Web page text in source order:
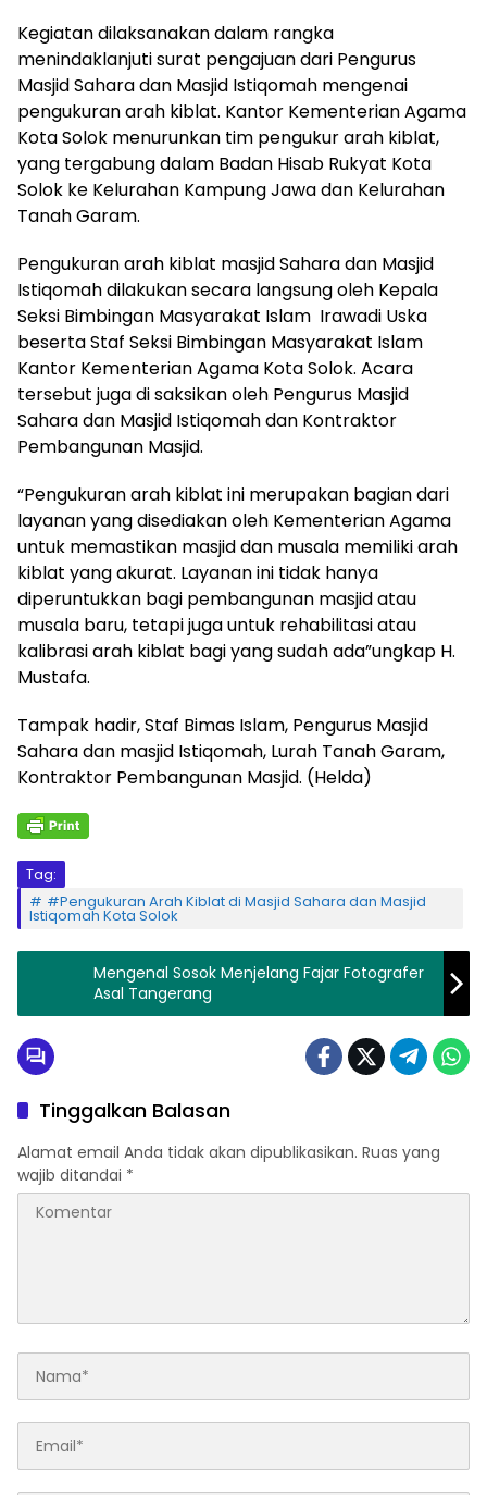
Kegiatan dilaksanakan dalam rangka
menindaklanjuti surat pengajuan dari Pengurus
Masjid Sahara dan Masjid Istiqomah mengenai
pengukuran arah kiblat. Kantor Kementerian Agama
Kota Solok menurunkan tim pengukur arah kiblat,
yang tergabung dalam Badan Hisab Rukyat Kota
Solok ke Kelurahan Kampung Jawa dan Kelurahan
Tanah Garam.
Pengukuran arah kiblat masjid Sahara dan Masjid
Istiqomah dilakukan secara langsung oleh Kepala
Seksi Bimbingan Masyarakat Islam Irawadi Uska
beserta Staf Seksi Bimbingan Masyarakat Islam
Kantor Kementerian Agama Kota Solok. Acara
tersebut juga di saksikan oleh Pengurus Masjid
Sahara dan Masjid Istiqomah dan Kontraktor
Pembangunan Masjid.
“Pengukuran arah kiblat ini merupakan bagian dari
layanan yang disediakan oleh Kementerian Agama
untuk memastikan masjid dan musala memiliki arah
kiblat yang akurat. Layanan ini tidak hanya
diperuntukkan bagi pembangunan masjid atau
musala baru, tetapi juga untuk rehabilitasi atau
kalibrasi arah kiblat bagi yang sudah ada”ungkap H.
Mustafa.
Tampak hadir, Staf Bimas Islam, Pengurus Masjid
Sahara dan masjid Istiqomah, Lurah Tanah Garam,
Kontraktor Pembangunan Masjid. (Helda)
Tag:
#Pengukuran Arah Kiblat di Masjid Sahara dan Masjid
Istiqomah Kota Solok
Mengenal Sosok Menjelang Fajar Fotografer
Asal Tangerang
Tinggalkan Balasan
Alamat email Anda tidak akan dipublikasikan. Ruas yang
wajib ditandai *